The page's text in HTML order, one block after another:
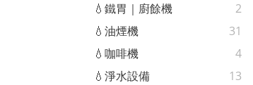
💧鐵胃｜廚餘機
2
💧油煙機
31
💧咖啡機
4
💧淨水設備
13